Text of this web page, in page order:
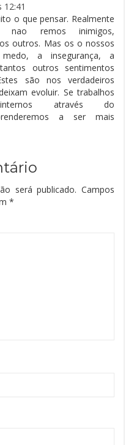
o que pensar. Realmente
nao remos inimigos,
outros. Mas os o nossos
a insegurança, a
outros sentimentos
são nos verdadeiros
evoluir. Se trabalhos
através do
a ser mais
será publicado. Campos
*